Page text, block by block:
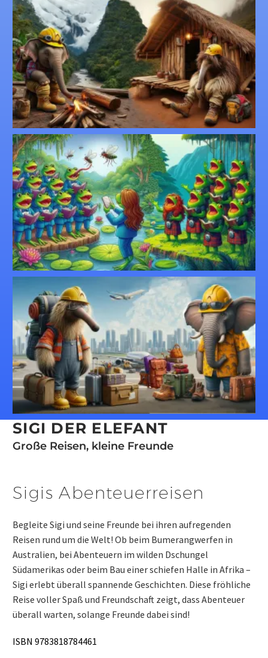
SIGI DER ELEFANT
Große Reisen, kleine Freunde
Sigis Abenteuerreisen
Begleite Sigi und seine Freunde bei ihren aufregenden
Reisen rund um die Welt! Ob beim Bumerangwerfen in
Australien, bei Abenteuern im wilden Dschungel
Südamerikas oder beim Bau einer schiefen Halle in Afrika –
Sigi erlebt überall spannende Geschichten. Diese fröhliche
Reise voller Spaß und Freundschaft zeigt, dass Abenteuer
überall warten, solange Freunde dabei sind!
ISBN 9783818784461